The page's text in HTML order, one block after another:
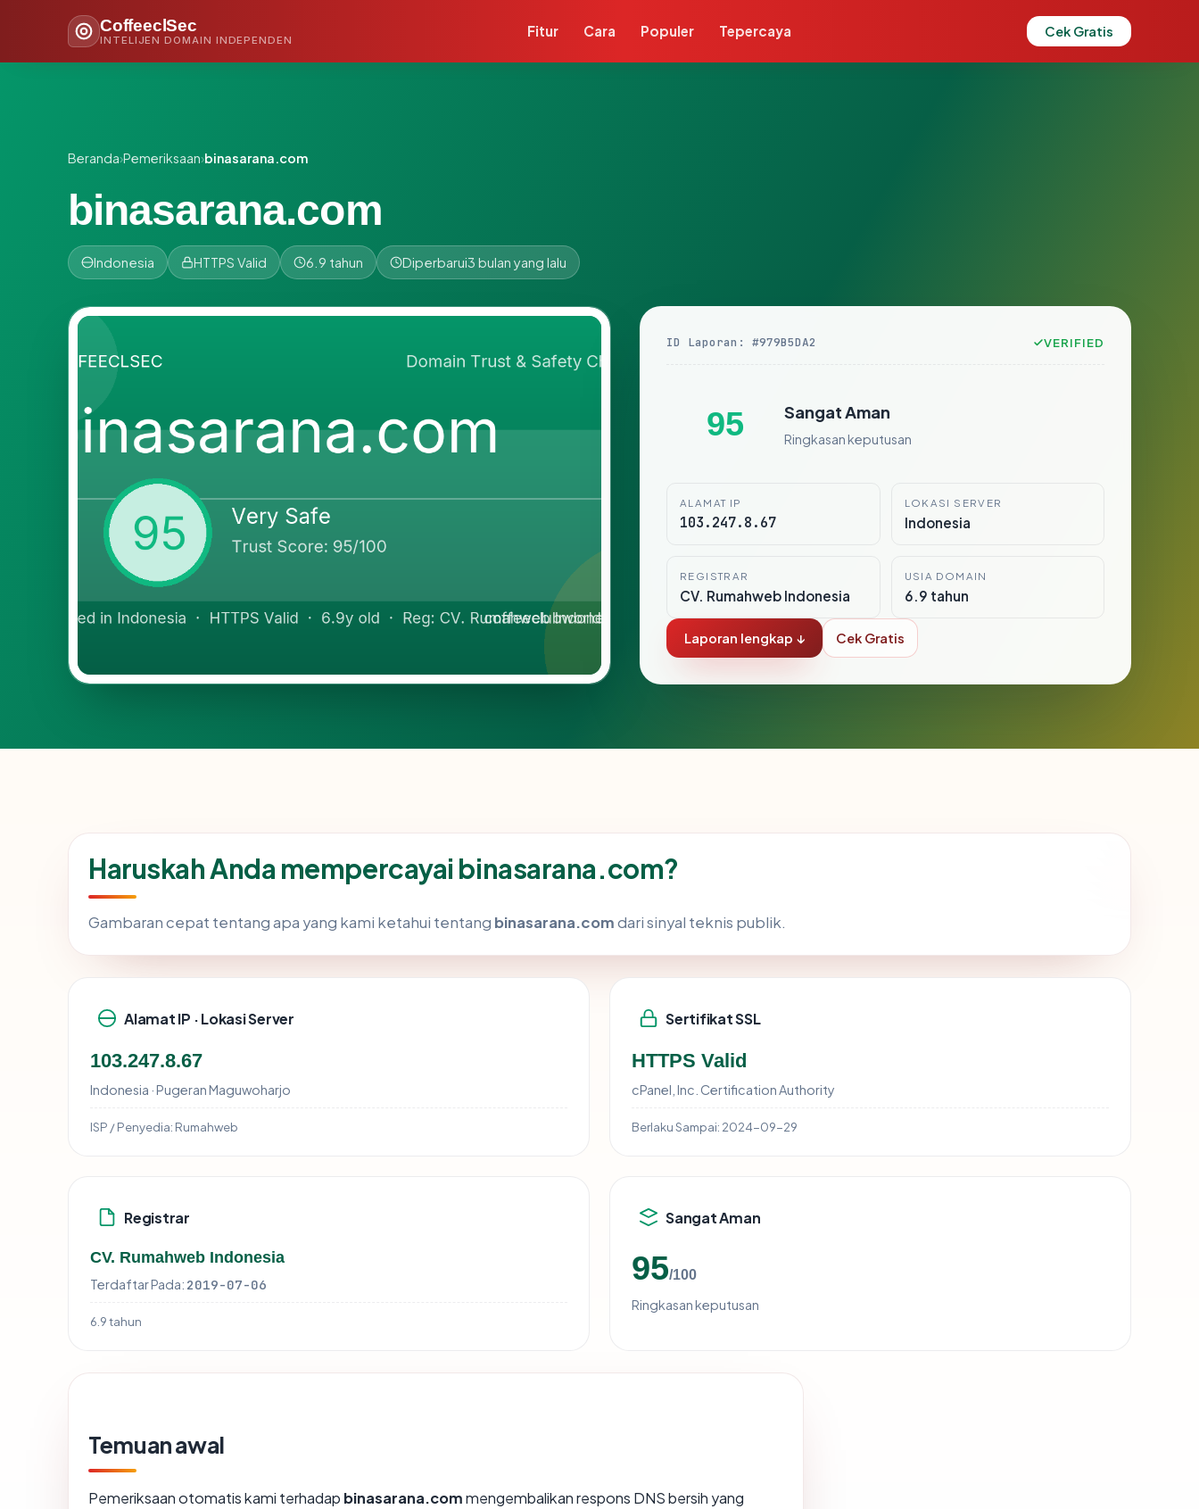
CoffeeclSec
INTELIJEN DOMAIN INDEPENDEN
Fitur Cara Populer Tepercaya Cek Gratis
Beranda›Pemeriksaan›binasarana.com
binasarana.com
Indonesia HTTPS Valid 6.9 tahun Diperbarui3 bulan yang lalu
ID Laporan: #979B5DA2 VERIFIED
95 Sangat Aman
Ringkasan keputusan
ALAMAT IP
103.247.8.67
LOKASI SERVER
Indonesia
REGISTRAR
CV. Rumahweb Indonesia
USIA DOMAIN
6.9 tahun
Laporan lengkap ↓ Cek Gratis
Haruskah Anda mempercayai binasarana.com?
Gambaran cepat tentang apa yang kami ketahui tentang binasarana.comdari sinyal teknis publik.
Alamat IP · Lokasi Server
103.247.8.67
Indonesia · Pugeran Maguwoharjo
ISP / Penyedia: Rumahweb
Sertifikat SSL
HTTPS Valid
cPanel, Inc. Certification Authority
Berlaku Sampai: 2024-09-29
Registrar
CV. Rumahweb Indonesia
Terdaftar Pada: 2019-07-06
6.9 tahun
Sangat Aman
95/100
Ringkasan keputusan
Temuan awal
Pemeriksaan otomatis kami terhadap binasarana.commengembalikan respons DNS bersih yang